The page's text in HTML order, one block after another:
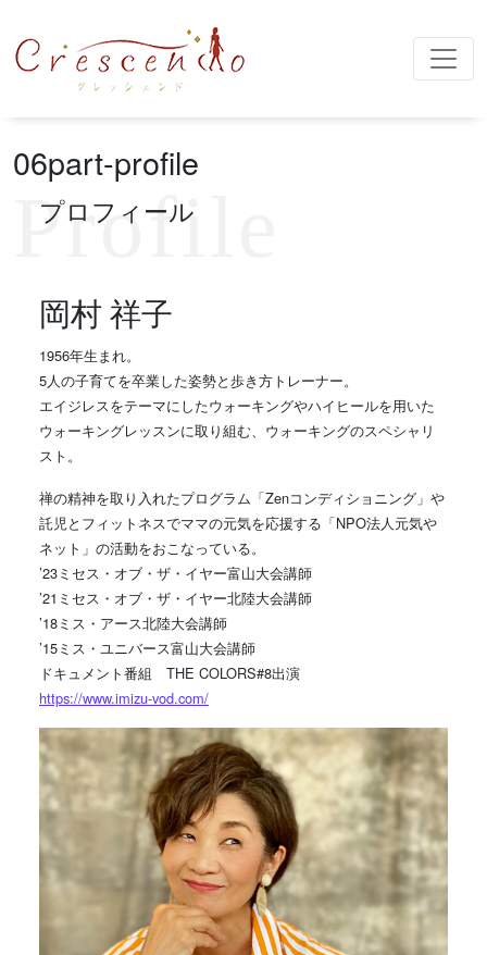
メインナビゲーション
06part-profile
プロフィール
岡村 祥子
1956年生まれ。
5人の子育てを卒業した姿勢と歩き方トレーナー。
エイジレスをテーマにしたウォーキングやハイヒールを用いた
ウォーキングレッスンに取り組む、ウォーキングのスペシャリ
スト。
禅の精神を取り入れたプログラム「Zenコンディショニング」や
託児とフィットネスでママの元気を応援する「NPO法人元気や
ネット」の活動をおこなっている。
’23ミセス・オブ・ザ・イヤー富山大会講師
’21ミセス・オブ・ザ・イヤー北陸大会講師
’18ミス・アース北陸大会講師
’15ミス・ユニバース富山大会講師
ドキュメント番組 THE COLORS#8出演
https://www.imizu-vod.com/